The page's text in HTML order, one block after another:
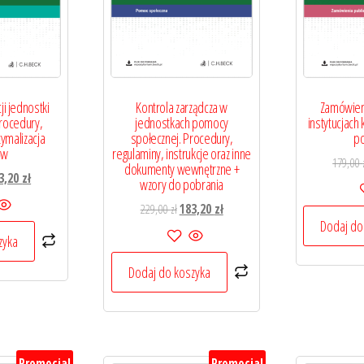
jednostki
zł.
złAktualna
183,20 zł.
Kontrola zarządcza w
jednostkach pomocy
społecznej. Procedury,
regulaminy, instrukcje oraz inne
dokumenty wewnętrzne +
wzory do pobrania
229,00złPierwotna
cena
wynosiła:
229,00 zł.
183,20 złAktualna
183,20 zł.
Dodaj do koszyka
instytucjach
179,00
Dodaj